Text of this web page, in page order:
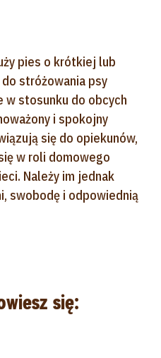
pies o krótkiej lub
stróżowania psy
w stosunku do obcych
i spokojny
się do opiekunów,
w roli domowego
Należy im jednak
swobodę i odpowiednią
się: